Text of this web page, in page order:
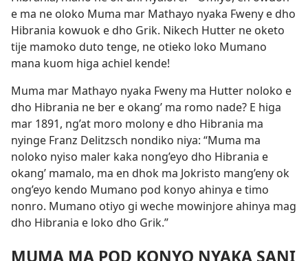
e ma ne oloko Muma mar Mathayo nyaka Fweny e dho
Hibrania kowuok e dho Grik. Nikech Hutter ne oketo
tije mamoko duto tenge, ne otieko loko Mumano
mana kuom higa achiel kende!
Muma mar Mathayo nyaka Fweny ma Hutter noloko e
dho Hibrania ne ber e okang’ ma romo nade? E higa
mar 1891, ng’at moro molony e dho Hibrania ma
nyinge Franz Delitzsch nondiko niya: “Muma ma
noloko nyiso maler kaka nong’eyo dho Hibrania e
okang’ mamalo, ma en dhok ma Jokristo mang’eny ok
ong’eyo kendo Mumano pod konyo ahinya e timo
nonro. Mumano otiyo gi weche mowinjore ahinya mag
dho Hibrania e loko dho Grik.”
MUMA MA POD KONYO NYAKA SANI